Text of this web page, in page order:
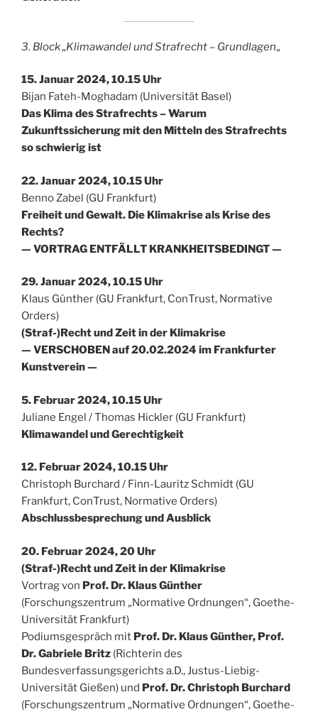
3. Block „Klimawandel und Strafrecht – Grundlagen„
15. Januar 2024, 10.15 Uhr
Bijan Fateh-Moghadam (Universität Basel)
Das Klima des Strafrechts – Warum
Zukunftssicherung mit den Mitteln des Strafrechts
so schwierig ist
22. Januar 2024, 10.15 Uhr
Benno Zabel (GU Frankfurt)
Freiheit und Gewalt. Die Klimakrise als Krise des
Rechts?
— VORTRAG ENTFÄLLT KRANKHEITSBEDINGT —
29. Januar 2024, 10.15 Uhr
Klaus Günther (GU Frankfurt, ConTrust, Normative
Orders)
(Straf-)Recht und Zeit in der Klimakrise
— VERSCHOBEN auf 20.02.2024 im Frankfurter
Kunstverein —
5. Februar 2024, 10.15 Uhr
Juliane Engel / Thomas Hickler (GU Frankfurt)
Klimawandel und Gerechtigkeit
12. Februar 2024, 10.15 Uhr
Christoph Burchard / Finn-Lauritz Schmidt (GU
Frankfurt, ConTrust, Normative Orders)
Abschlussbesprechung und Ausblick
20. Februar 2024, 20 Uhr
(Straf-)Recht und Zeit in der Klimakrise
Vortrag von Prof. Dr. Klaus Günther
(Forschungszentrum „Normative Ordnungen“, Goethe-
Universität Frankfurt)
Podiumsgespräch mit Prof. Dr. Klaus Günther, Prof.
Dr. Gabriele Britz (Richterin des
Bundesverfassungsgerichts a.D., Justus-Liebig-
Universität Gießen) und Prof. Dr. Christoph Burchard
(Forschungszentrum „Normative Ordnungen“, Goethe-